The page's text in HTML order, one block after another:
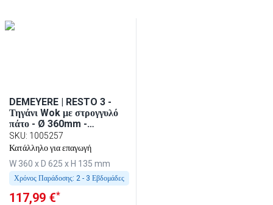
DEMEYERE | RESTO 3 -
Τηγάνι Wok με στρογγυλό
πάτο - Ø 360mm -
Ανοξείδωτο ατσάλι
SKU: 1005257
Κατάλληλο για επαγωγή
W 360 x D 625 x H 135 mm
Χρόνος Παράδοσης: 2 - 3 Εβδομάδες
117,99 €*